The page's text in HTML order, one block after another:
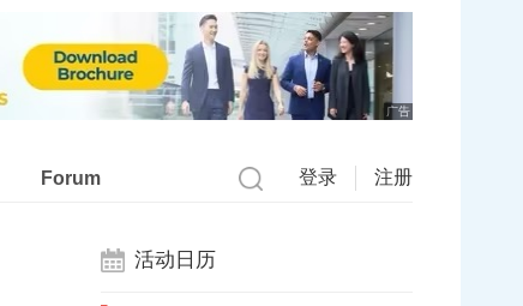
广告
Forum 登录 注册
活动日历